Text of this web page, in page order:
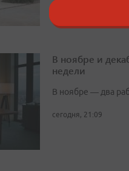
сегодня, 15:22
В ноябре и
недели
В ноябре — два
сегодня, 21:09